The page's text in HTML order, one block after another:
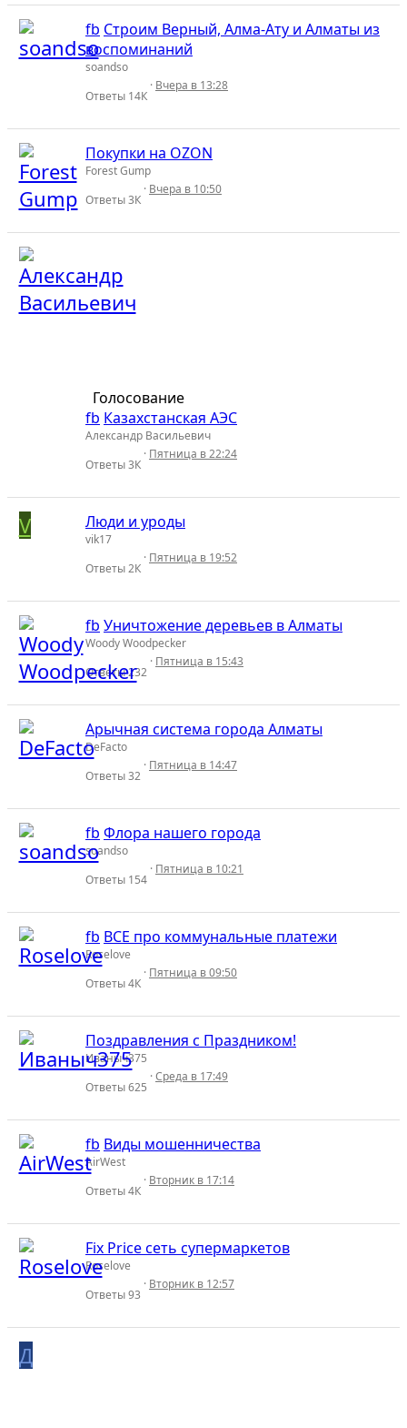
fb Строим Верный, Алма-Ату и Алматы из
воспоминаний
soandso
Ответы 14К
Вчера в 13:28
Покупки на OZON
Forest Gump
Ответы3К
Вчера в 10:50
Голосование
fb Казахстанская АЭС
Александр Васильевич
Ответы3К
Пятница в 22:24
V Люди и уроды
vik17
Ответы2К
Пятница в 19:52
fb Уничтожение деревьев в Алматы
Woody Woodpecker
Ответы232
Пятница в 15:43
Арычная система города Алматы
DeFacto
Ответы32
Пятница в 14:47
fb Флора нашего города
soandso
Ответы 154
Пятница в 10:21
fb ВСЕ про коммунальные платежи
Roselove
Ответы4К
Пятница в 09:50
Поздравления с Праздником!
Иваныч375
Ответы625
Среда в 17:49
fb Виды мошенничества
AirWest
Ответы4К
Вторник в 17:14
Fix Price сеть супермаркетов
Roselove
Ответы93
Вторник в 12:57
Д